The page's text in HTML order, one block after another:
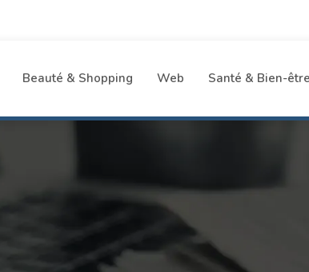
Beauté & Shopping Web Santé & Bien-être